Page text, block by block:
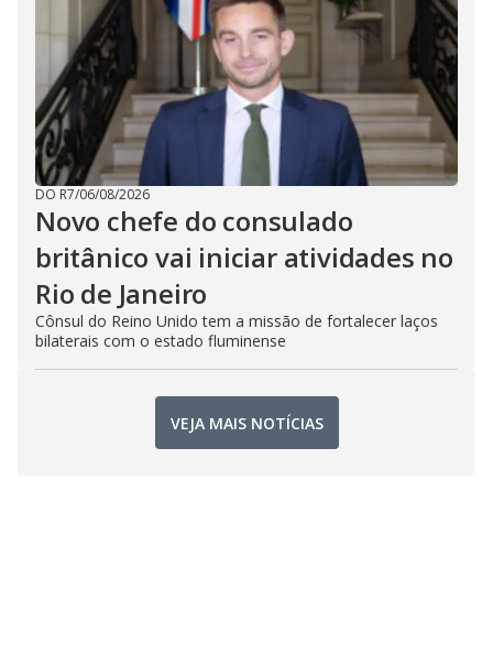
DO R7/06/08/2026
Novo chefe do consulado
britânico vai iniciar atividades no
Rio de Janeiro
Cônsul do Reino Unido tem a missão de fortalecer laços
bilaterais com o estado fluminense
VEJA MAIS NOTÍCIAS